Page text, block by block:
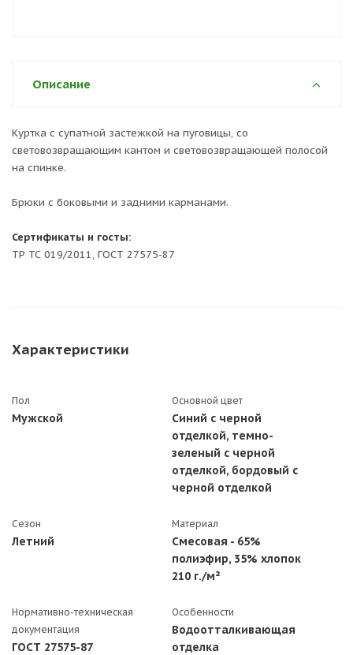
Описание
Куртка с супатной застежкой на пуговицы, со
световозвращающим кантом и световозвращающей полосой
на спинке.
Брюки с боковыми и задними карманами.
Сертификаты и госты:
ТР ТС 019/2011, ГОСТ 27575-87
Характеристики
Пол
Мужской
Основной цвет
Синий с черной
отделкой, темно-
зеленый с черной
отделкой, бордовый с
черной отделкой
Сезон
Летний
Материал
Смесовая - 65%
полиэфир, 35% хлопок
210 г./м²
Нормативно-техническая
документация
ГОСТ 27575-87
Особенности
Водоотталкивающая
отделка